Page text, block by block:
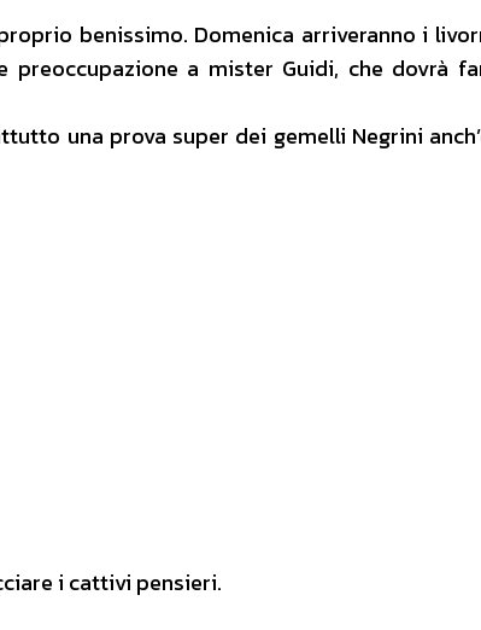
benissimo. Domenica arriveranno i
preoccupazione a mister Guidi, che dovrà
una prova super dei gemelli Negrini
i cattivi pensieri.